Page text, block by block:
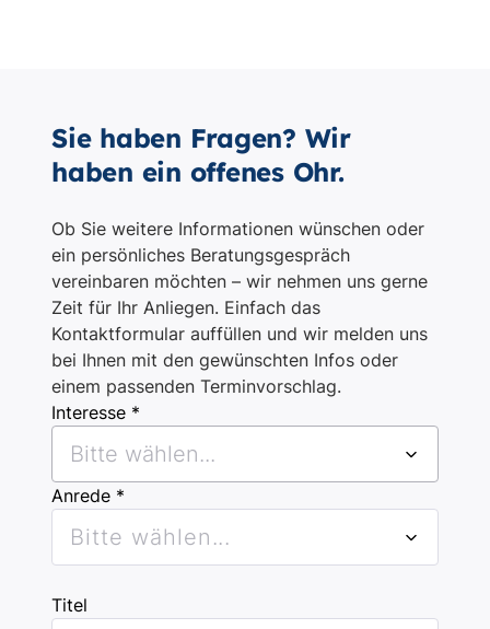
Sie haben Fragen? Wir
haben ein offenes Ohr.
Ob Sie weitere Informationen wünschen oder
ein persönliches Beratungsgespräch
vereinbaren möchten – wir nehmen uns gerne
Zeit für Ihr Anliegen. Einfach das
Kontaktformular auffüllen und wir melden uns
bei Ihnen mit den gewünschten Infos oder
einem passenden Terminvorschlag.
Interesse *
Bitte wählen...
Anrede *
Bitte wählen...
Titel